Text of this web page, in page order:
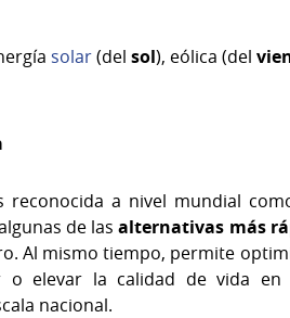
solar(del sol), eólica (del
reconocida a nivel mundial
de lasalternativas más
Al mismo tiempo, permite
o elevar la calidad de vida
nacional.